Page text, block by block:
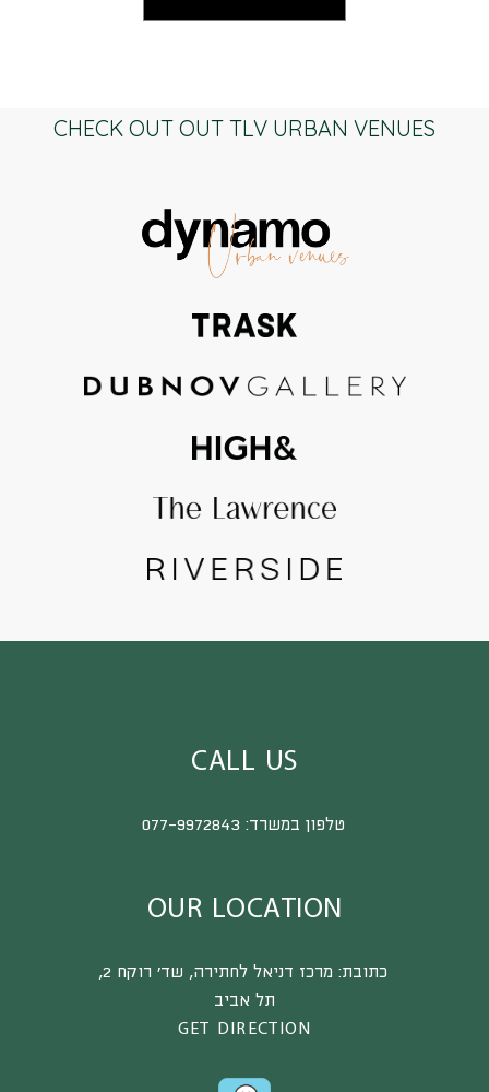
CHECK OUT OUT TLV URBAN VENUES
CALL US
טלפון במשרד:077-9972843
OUR LOCATION
כתובת: מרכז דניאל לחתירה, שד’ רוקח 2,
תל אביב
GET DIRECTION